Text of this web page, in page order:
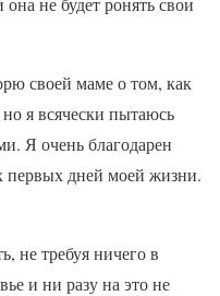
своей маме о том, как
я всячески пытаюсь
Я очень благодарен
первых дней моей жизни.
не требуя ничего в
и ни разу на это не